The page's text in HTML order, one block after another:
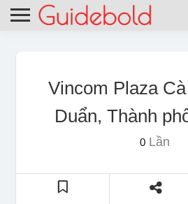
Vincom Plaza
Duẩn, Thành
0Lần